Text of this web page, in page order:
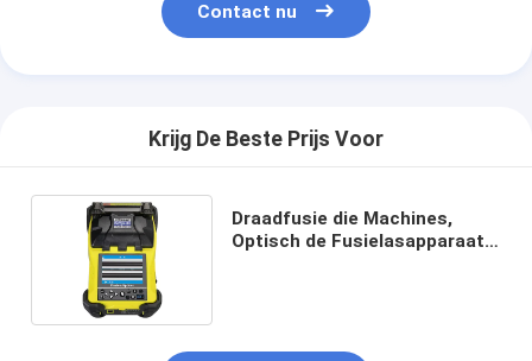
Contact nu
Krijg De Beste Prijs Voor
Draadfusie die Machines,
Optisch de Fusielasapparaat